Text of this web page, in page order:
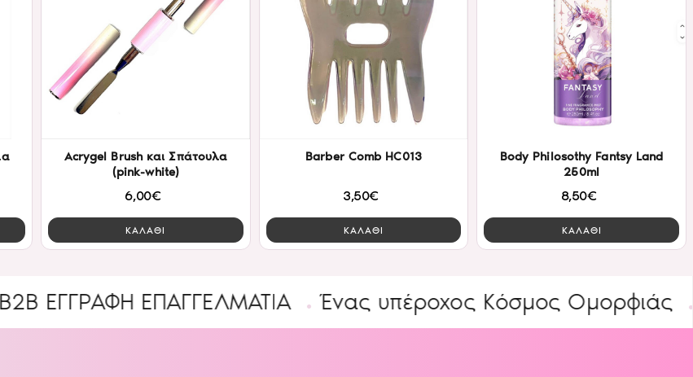
Acrygel Brush και Σπάτουλα
(pink-white)
6,00€
ΚΑΛΑΘΙ
Barber Comb HC013
3,50€
ΚΑΛΑΘΙ
Body Philosothy Fantsy Land
250ml
8,50€
ΚΑΛΑΘΙ
ΕΠΑΓΓΕΛΜΑΤΊΑ Ένας υπέροχος Κόσμος Ομορφιάς